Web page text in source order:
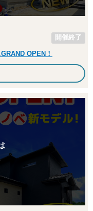
開催終了
OPEN！